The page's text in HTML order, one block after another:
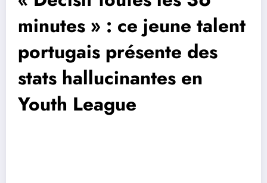
minutes » : ce jeune talent
portugais présente des
stats hallucinantes en
Youth League